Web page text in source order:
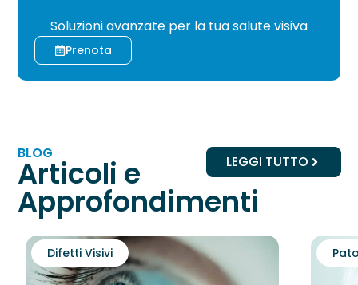
Soluzioni avanzate per la tua salute visiva
Prenota
BLOG
Articoli e
Approfondimenti
LEGGI TUTTO
Difetti Visivi